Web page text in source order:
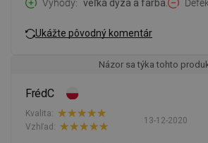
Výhody
veľká dýza a farba.
Ukážte pôvodný komentár
Názor sa týka tohto
FrédC
13-12-2020
Kvalita:
Vzhľad: